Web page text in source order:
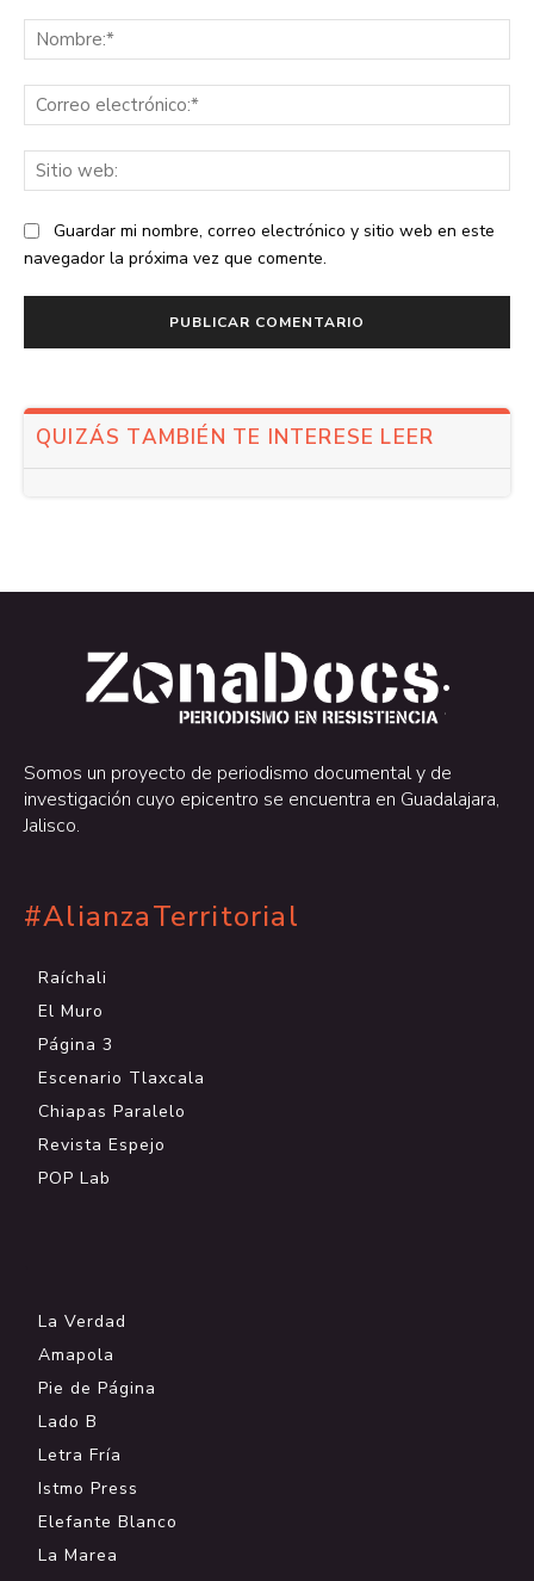
Guardar mi nombre, correo electrónico y sitio web en este
navegador la próxima vez que comente.
QUIZÁS TAMBIÉN TE INTERESE LEER
.
.
Somos un proyecto de periodismo documental y de
investigación cuyo epicentro se encuentra en Guadalajara,
Jalisco.
#AlianzaTerritorial
Raíchali
El Muro
Página 3
Escenario Tlaxcala
Chiapas Paralelo
Revista Espejo
POP Lab
La Verdad
Amapola
Pie de Página
Lado B
Letra Fría
Istmo Press
Elefante Blanco
La Marea